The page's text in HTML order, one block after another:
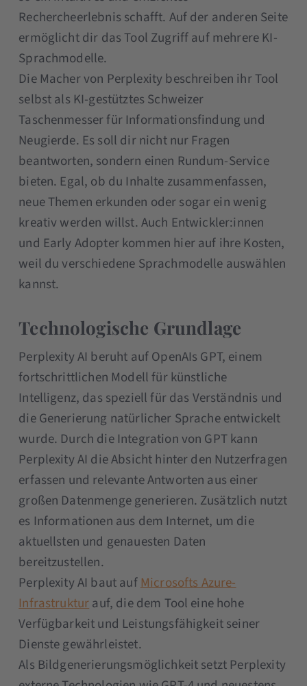
Rechercheerlebnis schafft. Auf der anderen Seite
ermöglicht dir das Tool Zugriff auf mehrere KI-
Sprachmodelle.
Die Macher von Perplexity beschreiben ihr Tool
selbst als KI-gestütztes Schweizer
Taschenmesser für Informationsfindung und
Neugierde. Es soll dir nicht nur Fragen
beantworten, sondern einen Rundum-Service
bieten. Egal, ob du Inhalte zusammenfassen,
neue Themen erkunden oder sogar ein wenig
kreativ werden willst. Auch Entwickler:innen
und Early Adopter kommen hier auf ihre Kosten,
weil du verschiedene Sprachmodelle auswählen
kannst.
Technologische Grundlage
Perplexity AI beruht auf OpenAIs GPT, einem
fortschrittlichen Modell für künstliche
Intelligenz, das speziell für das Verständnis und
die Generierung natürlicher Sprache entwickelt
wurde. Durch die Integration von GPT kann
Perplexity AI die Absicht hinter den Nutzerfragen
erfassen und relevante Antworten aus einer
großen Datenmenge generieren. Zusätzlich nutzt
es Informationen aus dem Internet, um die
aktuellsten und genauesten Daten
bereitzustellen.
Perplexity AI baut aufMicrosofts Azure-
Infrastrukturauf, die dem Tool eine hohe
Verfügbarkeit und Leistungsfähigkeit seiner
Dienste gewährleistet.
Als Bildgenerierungsmöglichkeit setzt Perplexity